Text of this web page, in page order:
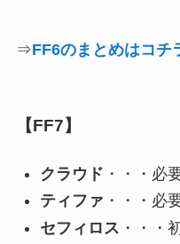
⇒FF6のまとめはコチ
【FF7】
クラウド ・・・必
ティファ ・・・必
セフィロス ・・・